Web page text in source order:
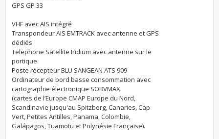
GPS GP 33
VHF avec AIS intégré
Transpondeur AIS EMTRACK avec antenne et GPS
dédiés
Telephone Satellite Iridium avec antenne sur le
portique.
Poste récepteur BLU SANGEAN ATS 909
Ordinateur de bord basse consommation avec
cartographie électronique SOBVMAX
(cartes de l’Europe CMAP Europe du Nord,
Scandinavie jusqu'au Spitzberg, Canaries, Cap
Vert, Petites Antilles, Panama, Colombie,
Galápagos, Tuamotu et Polynésie Française).